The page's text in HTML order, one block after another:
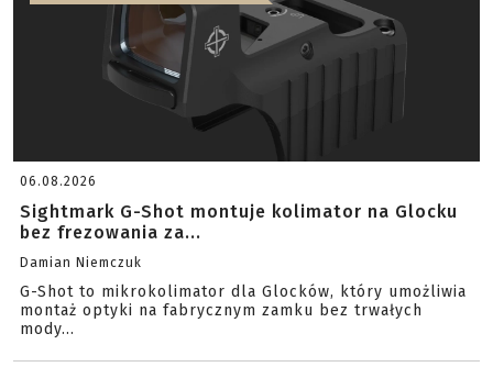
06.08.2026
Sightmark G-Shot montuje kolimator na Glocku
bez frezowania za...
Damian Niemczuk
G-Shot to mikrokolimator dla Glocków, który umożliwia
montaż optyki na fabrycznym zamku bez trwałych
mody...